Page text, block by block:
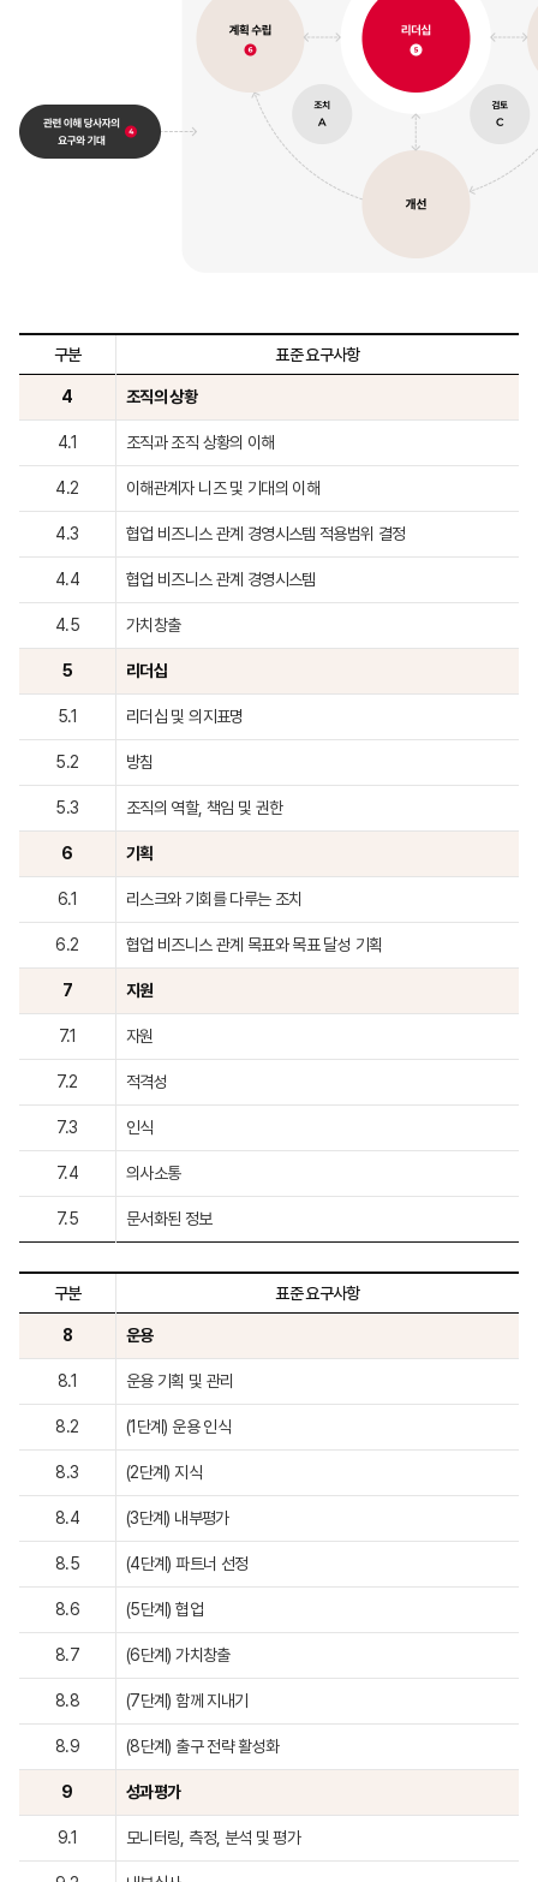
구분 표준 요구사항
4 조직의 상황
4.1 조직과 조직 상황의 이해
4.2 이해관계자 니즈 및 기대의 이해
4.3 협업 비즈니스 관계 경영시스템 적용범위 결정
4.4 협업 비즈니스 관계 경영시스템
4.5 가치창출
5 리더십
5.1 리더십 및 의지표명
5.2 방침
5.3 조직의 역할, 책임 및 권한
6 기획
6.1 리스크와 기회를 다루는 조치
6.2 협업 비즈니스 관계 목표와 목표 달성 기획
7 지원
7.1 자원
7.2 적격성
7.3 인식
7.4 의사소통
7.5 문서화된 정보
구분 표준 요구사항
8 운용
8.1 운용 기획 및 관리
8.2 (1단계) 운용 인식
8.3 (2단계) 지식
8.4 (3단계) 내부평가
8.5 (4단계) 파트너 선정
8.6 (5단계) 협업
8.7 (6단계) 가치창출
8.8 (7단계) 함께 지내기
8.9 (8단계) 출구 전략 활성화
9 성과평가
9.1 모니터링, 측정, 분석 및 평가